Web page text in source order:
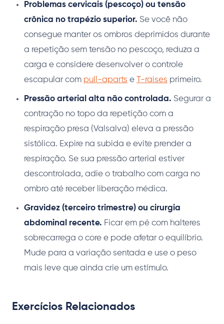
Problemas cervicais (pescoço) ou tensão
crônica no trapézio superior. Se você não
consegue manter os ombros deprimidos durante
a repetição sem tensão no pescoço, reduza a
carga e considere desenvolver o controle
escapular com pull-aparts e T-raises primeiro.
Pressão arterial alta não controlada. Segurar a
contração no topo da repetição com a
respiração presa (Valsalva) eleva a pressão
sistólica. Expire na subida e evite prender a
respiração. Se sua pressão arterial estiver
descontrolada, adie o trabalho com carga no
ombro até receber liberação médica.
Gravidez (terceiro trimestre) ou cirurgia
abdominal recente. Ficar em pé com halteres
sobrecarrega o core e pode afetar o equilíbrio.
Mude para a variação sentada e use o peso
mais leve que ainda crie um estímulo.
Exercícios Relacionados